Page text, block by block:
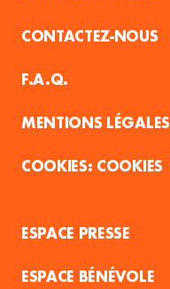
CONTACTEZ-NOUS
F.A.Q.
MENTIONS LÉGALES
COOKIES
ESPACE PRESSE
ESPACE BÉNÉVOLE